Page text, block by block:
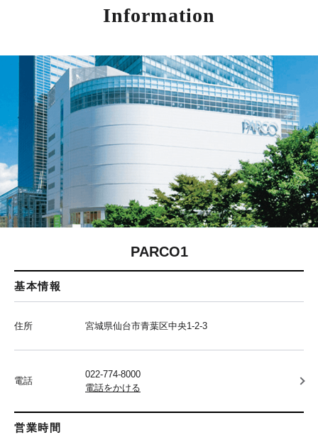
Information
PARCO1
基本情報
住所 宮城県仙台市青葉区中央1-2-3
電話
022-774-8000
電話をかける
営業時間